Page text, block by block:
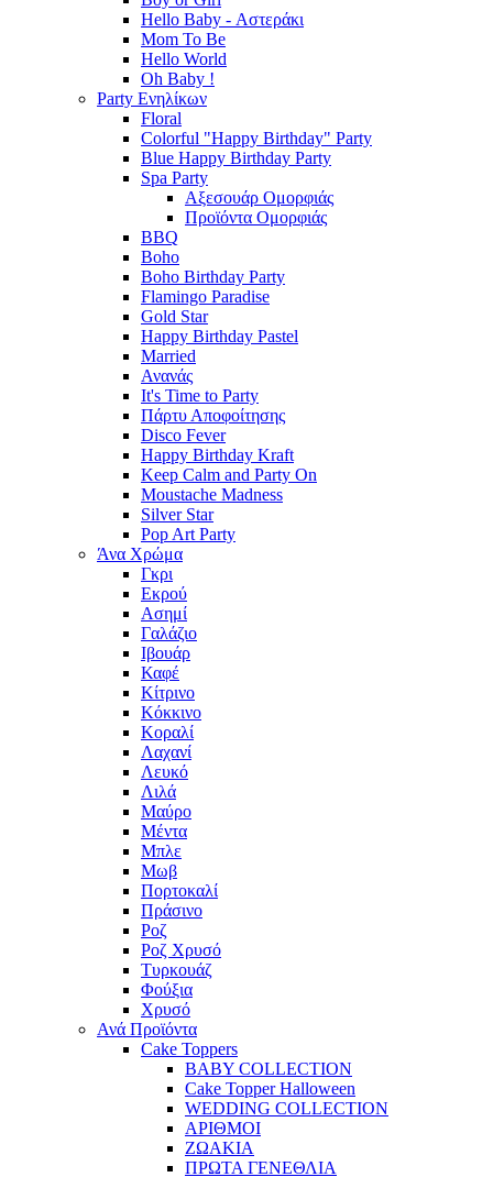
Hello Baby - Αστεράκι
Mom To Be
Hello World
Oh Baby !
Party Ενηλίκων
Floral
Colorful "Happy Birthday" Party
Blue Happy Birthday Party
Spa Party
Αξεσουάρ Ομορφιάς
Προϊόντα Ομορφιάς
BBQ
Boho
Boho Birthday Party
Flamingo Paradise
Gold Star
Happy Birthday Pastel
Married
Ανανάς
It's Time to Party
Πάρτυ Αποφοίτησης
Disco Fever
Happy Birthday Kraft
Keep Calm and Party On
Moustache Madness
Silver Star
Pop Art Party
Άνα Χρώμα
Γκρι
Εκρού
Ασημί
Γαλάζιο
Ιβουάρ
Καφέ
Κίτρινο
Κόκκινο
Κοραλί
Λαχανί
Λευκό
Λιλά
Μαύρο
Μέντα
Μπλε
Μωβ
Πορτοκαλί
Πράσινο
Ροζ
Ροζ Χρυσό
Τυρκουάζ
Φούξια
Χρυσό
Ανά Προϊόντα
Cake Toppers
BABY COLLECTION
Cake Topper Halloween
WEDDING COLLECTION
ΑΡΙΘΜΟΙ
ΖΩΑΚΙΑ
ΠΡΩΤΑ ΓΕΝΕΘΛΙΑ